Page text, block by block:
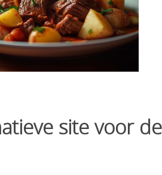
site voor